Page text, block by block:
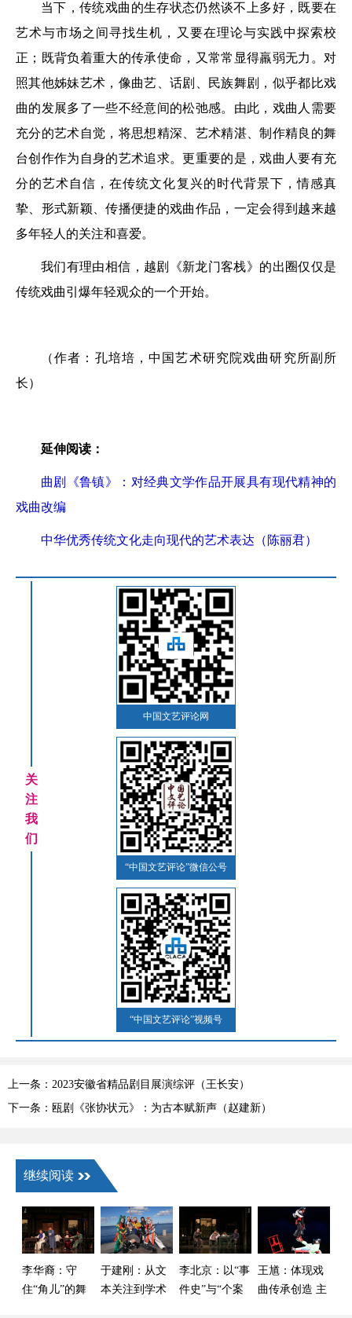
当下，传统戏曲的生存状态仍然谈不上多好，既要在
艺术与市场之间寻找生机，又要在理论与实践中探索校
正；既背负着重大的传承使命，又常常显得羸弱无力。对
照其他姊妹艺术，像曲艺、话剧、民族舞剧，似乎都比戏
曲的发展多了一些不经意间的松弛感。由此，戏曲人需要
充分的艺术自觉，将思想精深、艺术精湛、制作精良的舞
台创作作为自身的艺术追求。更重要的是，戏曲人要有充
分的艺术自信，在传统文化复兴的时代背景下，情感真
挚、形式新颖、传播便捷的戏曲作品，一定会得到越来越
多年轻人的关注和喜爱。
我们有理由相信，越剧《新龙门客栈》的出圈仅仅是
传统戏曲引爆年轻观众的一个开始。
（作者：孔培培，中国艺术研究院戏曲研究所副所
长）
延伸阅读：
曲剧《鲁镇》：对经典文学作品开展具有现代精神的
戏曲改编
中华优秀传统文化走向现代的艺术表达（陈丽君）
关
注
我
们
中国文艺评论网
“中国文艺评论”微信公号
“中国文艺评论”视频号
上一条：2023安徽省精品剧目展演综评（王长安）
下一条：瓯剧《张协状元》：为古本赋新声（赵建新）
继续阅读
李华裔：守
住“角儿”的舞
于建刚：从文
本关注到学术
李北京：以“事
件史”与“个案
王馗：体现戏
曲传承创造 主